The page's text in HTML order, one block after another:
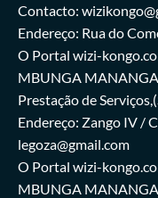
Contacto:
Endereço: Rua do
O Portal wizi-
MBUNGA
Prestação de
Endereço: Zango IV /
legoza@gmail.com
O Portal wizi-
MBUNGA